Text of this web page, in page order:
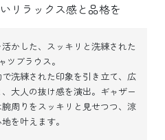
リラックス感と品格を
かした、スッキリと洗練された
ツブラウス。
洗練された印象を引き立て、広
大人の抜け感を演出。 ギャザー
周りをスッキリと見せつつ、涼
を叶えます。